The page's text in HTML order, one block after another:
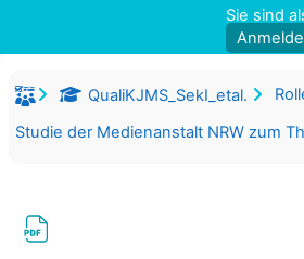
Sie sind
QualiKJMS_SekI_etal.